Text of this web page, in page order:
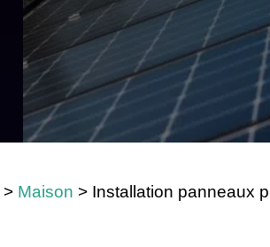
> Maison > Installation panneaux